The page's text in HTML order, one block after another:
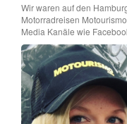
Wir waren auf den
Motorradreisen
Media Kanäle wie